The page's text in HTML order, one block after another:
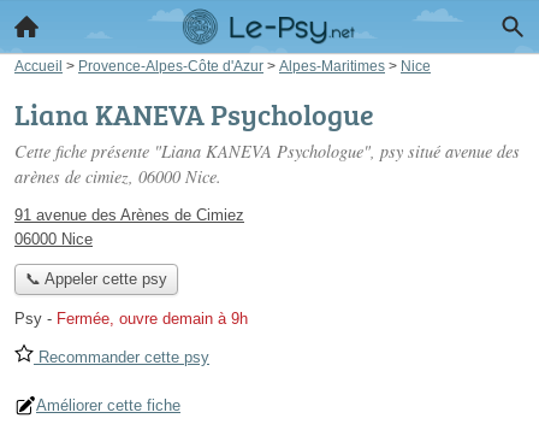
Accueil > Provence-Alpes-Côte d'Azur > Alpes-Maritimes > Nice
Liana KANEVA Psychologue
Cette fiche présente "Liana KANEVA Psychologue", psy situé avenue des
arènes de cimiez, 06000 Nice.
91 avenue des Arènes de Cimiez
06000 Nice
📞 Appeler cette psy
Psy - Fermée, ouvre demain à 9h
Recommander cette psy
Améliorer cette fiche